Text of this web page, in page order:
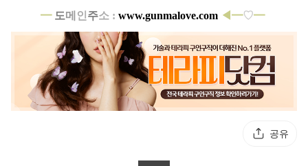
━ 도메 인 주소 : www.gunmalove.com ◀━♡━
공유